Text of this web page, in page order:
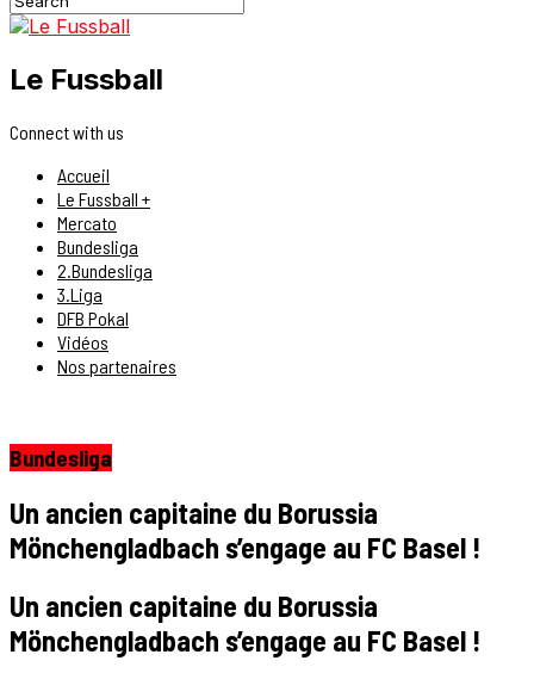
Le Fussball
Connect with us
Accueil
Le Fussball +
Mercato
Bundesliga
2.Bundesliga
3.Liga
DFB Pokal
Vidéos
Nos partenaires
Bundesliga
Un ancien capitaine du Borussia
Mönchengladbach s’engage au FC Basel !
Un ancien capitaine du Borussia
Mönchengladbach s’engage au FC Basel !